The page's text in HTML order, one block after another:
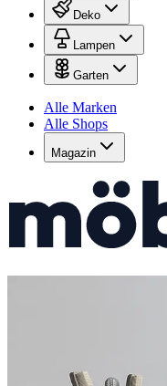
Deko
Lampen
Garten
Alle Marken
Alle Shops
Magazin